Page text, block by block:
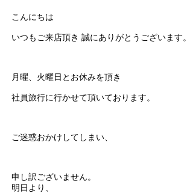
こんにちは
いつもご来店頂き 誠にありがとうございます。
月曜、火曜日とお休みを頂き
社員旅行に行かせて頂いております。
ご迷惑おかけしてしまい、
申し訳ございません。
明日より、